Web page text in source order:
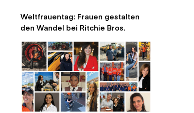
Weltfrauentag: Frauen gestalten
den Wandel bei Ritchie Bros.